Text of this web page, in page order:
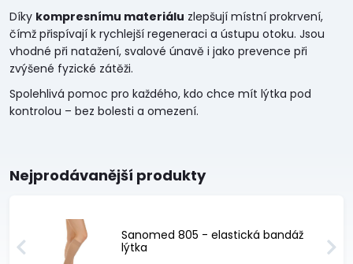
Díky kompresnímu materiálu zlepšují místní prokrvení,
čímž přispívají k rychlejší regeneraci a ústupu otoku. Jsou
vhodné při natažení, svalové únavě i jako prevence při
zvýšené fyzické zátěži.
Spolehlivá pomoc pro každého, kdo chce mít lýtka pod
kontrolou – bez bolesti a omezení.
Nejprodávanější produkty
Sanomed 805 - elastická bandáž
lýtka